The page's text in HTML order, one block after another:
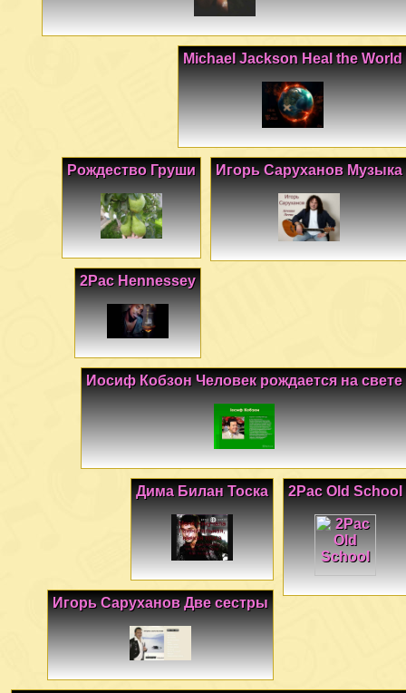
Michael Jackson Heal the World
Игорь Саруханов Музыка
Рождество Груши
2Pac Hennessey
Иосиф Кобзон Человек рождается на свете
2Pac Old School
Дима Билан Тоска
Игорь Саруханов Две сестры